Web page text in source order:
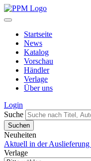
Startseite
News
Katalog
Vorschau
Händler
Verlage
Über uns
Login
Suche
Neuheiten
Aktuell in der Auslieferung
Verlage